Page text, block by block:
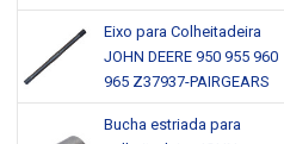
Eixo para Colheitadeira
JOHN DEERE 950 955 960
965 Z37937-PAIRGEARS
Bucha estriada para